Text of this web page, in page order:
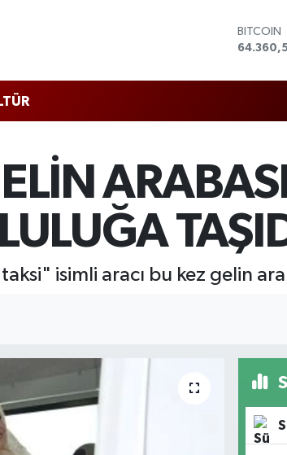
DOLAR
47,7143
55,0317
BİST100
13.799
BITCOIN
isimli aracı bu kez gelin